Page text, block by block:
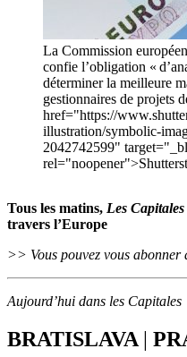
La Commission
confie l’obligation «
déterminer la meilleure
gestionnaires de projets
href="https://
illustration/symbolic-
2042742599"
Tous les matins, Les Capitales
travers l’Europe
>> Vous pouvez vous abonner
Aujourd’hui dans les Capitales
BRATISLAVA